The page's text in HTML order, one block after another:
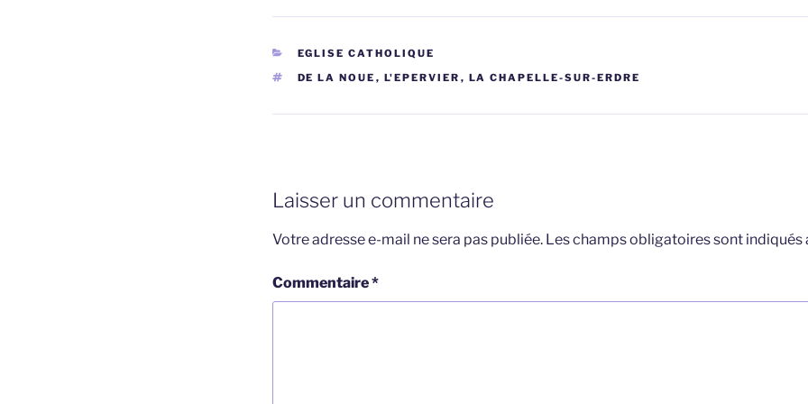
CATÉGORIES
EGLISE CATHOLIQUE
ÉTIQUETTES
DE LA NOUE , L'EPERVIER , LA CHAPELLE-SUR-ERDRE
Laisser un commentaire
Votre adresse e-mail ne sera pas publiée. Les champs obligatoires sont indiqués
Commentaire*